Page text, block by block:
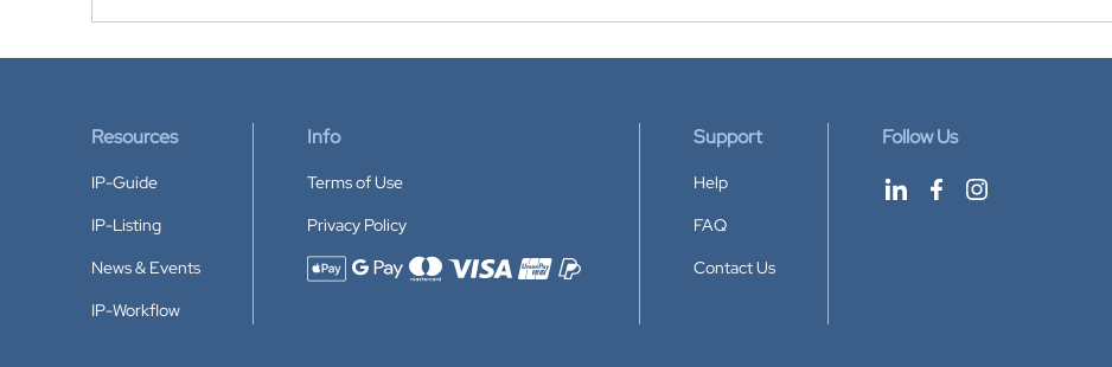
Resources
IP-Guide
IP-Listing
News & Events
IP-Workflow
Info
Terms of Use
Privacy Policy
Accepted payment methods
Support
Help
FAQ
Contact Us
Follow Us